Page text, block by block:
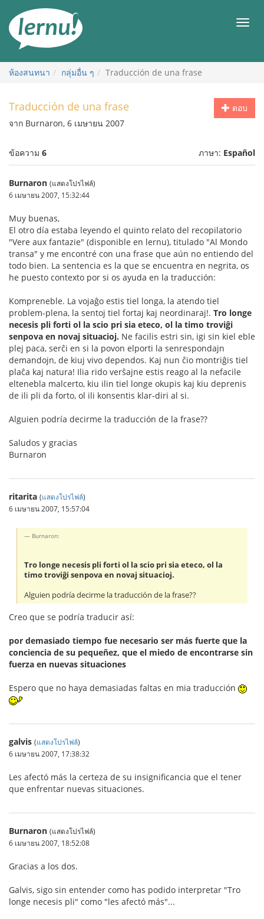
สารบัญ
เมนู
ห้องสนทนา กลุ่มอื่น ๆ Traducción de una frase
ตอบ
Traducción de una frase
จาก Burnaron, 6 เมษายน 2007
ข้อความ 6 ภาษา: Español
Burnaron (แสดงโปรไฟล์)
6 เมษายน 2007, 15:32:44
Muy buenas,
El otro día estaba leyendo el quinto relato del recopilatorio
"Vere aux fantazie" (disponible en lernu), titulado "Al Mondo
transa" y me encontré con una frase que aún no entiendo del
todo bien. La sentencia es la que se encuentra en negrita, os
he puesto contexto por si os ayuda en la traducción:
Kompreneble. La vojaĝo estis tiel longa, la atendo tiel
problem-plena, la sentoj tiel fortaj kaj neordinaraj!. Tro longe
necesis pli forti ol la scio pri sia eteco, ol la timo troviĝi
senpova en novaj situacioj. Ne facilis estri sin, igi sin kiel eble
plej paca, serĉi en si la povon elporti la senrespondajn
demandojn, de kiuj vivo dependos. Kaj nun ĉio montriĝis tiel
plaĉa kaj natura! Ilia rido verŝajne estis reago al la nefacile
eltenebla malcerto, kiu ilin tiel longe okupis kaj kiu deprenis
de ili pli da forto, ol ili konsentis klar-diri al si.
Alguien podría decirme la traducción de la frase??
Saludos y gracias
Burnaron
ritarita (แสดงโปรไฟล์)
6 เมษายน 2007, 15:57:04
Burnaron:
Tro longe necesis pli forti ol la scio pri sia eteco, ol la
timo troviĝi senpova en novaj situacioj.
Alguien podría decirme la traducción de la frase??
Creo que se podría traducir así:
por demasiado tiempo fue necesario ser más fuerte que la
conciencia de su pequeñez, que el miedo de encontrarse sin
fuerza en nuevas situaciones
Espero que no haya demasiadas faltas en mia traducción
galvis (แสดงโปรไฟล์)
6 เมษายน 2007, 17:38:32
Les afectó más la certeza de su insignificancia que el tener
que enfrentar nuevas situaciones.
Burnaron (แสดงโปรไฟล์)
6 เมษายน 2007, 18:52:08
Gracias a los dos.
Galvis, sigo sin entender como has podido interpretar "Tro
longe necesis pli" como "les afectó más"...